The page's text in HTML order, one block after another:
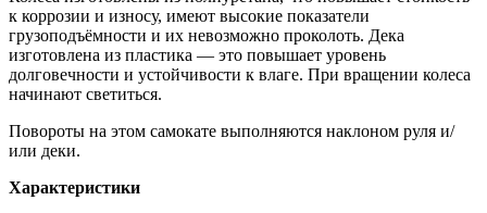
к коррозии и износу, имеют высокие показатели
грузоподъёмности и их невозможно проколоть. Дека
изготовлена из пластика — это повышает уровень
долговечности и устойчивости к влаге. При вращении колеса
начинают светиться.
Повороты на этом самокате выполняются наклоном руля и/
или деки.
Характеристики